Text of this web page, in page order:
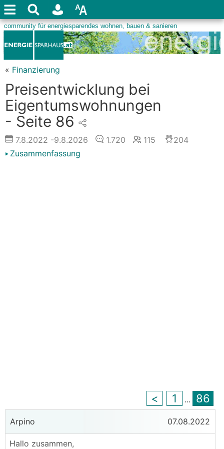
« Finanzierung
Preisentwicklung bei
Eigentumswohnungen
- Seite 86
7.8.2022 -9.8.2026 1.720 115
204
Zusammenfassung
< 1 ... 86
Arpino 07.08.2022
Hallo zusammen,